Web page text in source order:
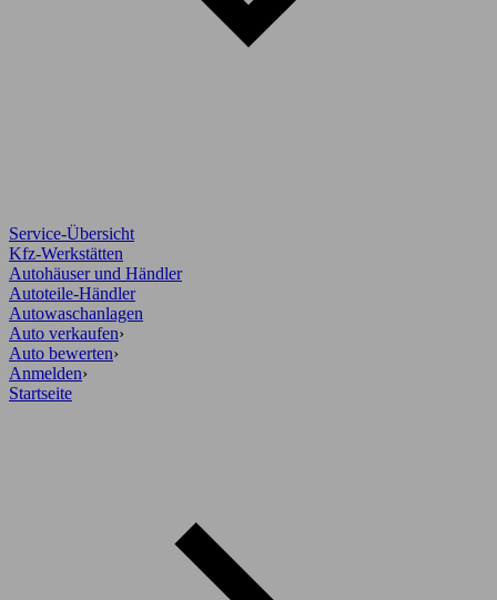
Service-Übersicht
Kfz-Werkstätten
Autohäuser und Händler
Autoteile-Händler
Autowaschanlagen
Auto verkaufen›
Auto bewerten›
Anmelden›
Startseite